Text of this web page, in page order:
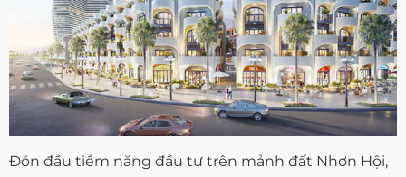
Đón đầu tiềm năng đầu tư trên mảnh đất Nhơn Hội,